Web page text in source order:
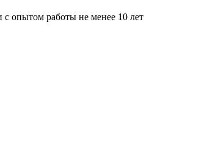
опытом работы не менее 10 лет